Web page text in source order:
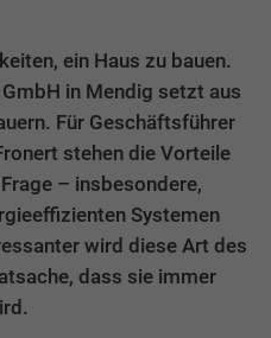
ein Haus zu bauen.
in Mendig setzt aus
Für Geschäftsführer
stehen die Vorteile
– insbesondere,
Systemen
wird diese Art des
dass sie immer